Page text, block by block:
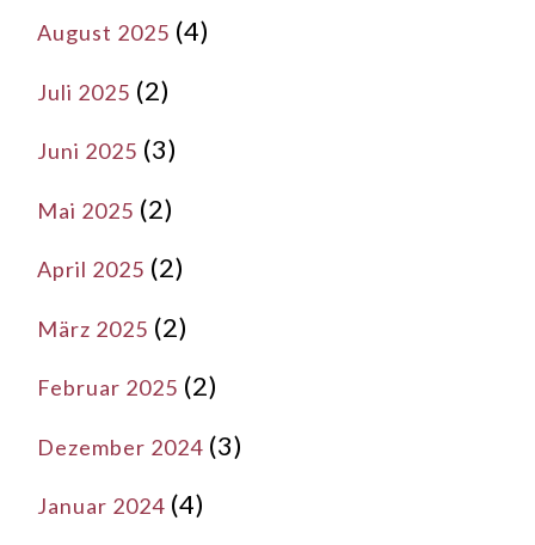
August 2025 (4)
Juli 2025 (2)
Juni 2025 (3)
Mai 2025 (2)
April 2025 (2)
März 2025 (2)
Februar 2025 (2)
Dezember 2024 (3)
Januar 2024 (4)